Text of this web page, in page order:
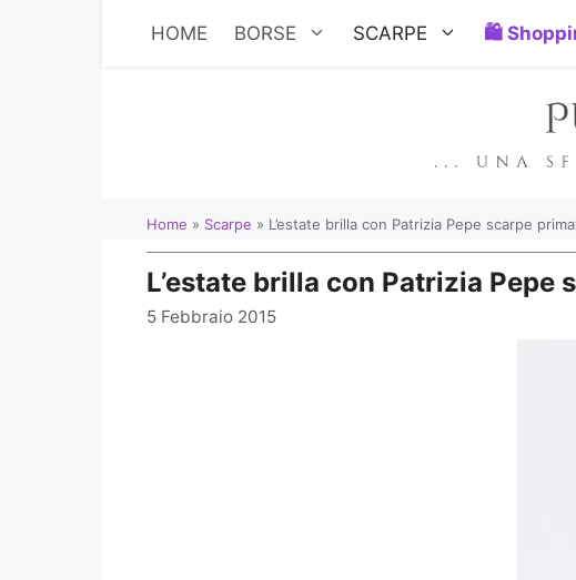
HOME BORSE SCARPE
Home » Scarpe » L’estate brilla con Patrizia Pepe scarpe
L’estate brilla con Patrizia Pepe
5 Febbraio 2015